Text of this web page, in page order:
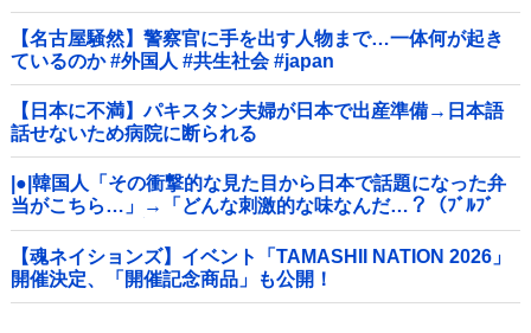
【名古屋騒然】警察官に手を出す人物まで…一体何が起き
ているのか #外国人 #共生社会 #japan
【日本に不満】パキスタン夫婦が日本で出産準備→日本語
話せないため病院に断られる
|●|韓国人「その衝撃的な見た目から日本で話題になった弁
当がこちら…」→「どんな刺激的な味なんだ…？（ﾌﾞﾙﾌﾞ
ﾙ」＝韓国の反応
【魂ネイションズ】イベント「TAMASHII NATION 2026」
開催決定、「開催記念商品」も公開！